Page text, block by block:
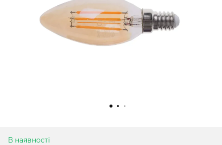
В наявності